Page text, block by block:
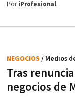
PoriProfesional
Tras
negocios de
NEGOCIOS / Medios